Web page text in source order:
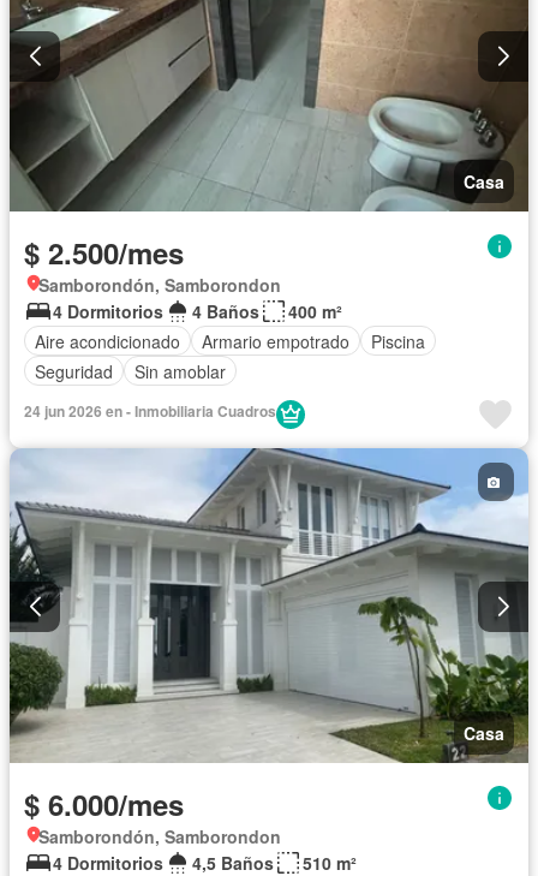
Casa
$ 2.500/mes
Samborondón, Samborondon
4 Dormitorios
4 Baños
400 m²
Aire acondicionado
Armario empotrado
Piscina
Seguridad
Sin amoblar
24 jun 2026 en - Inmobiliaria Cuadros
Casa
$ 6.000/mes
Samborondón, Samborondon
4 Dormitorios
4,5 Baños
510 m²